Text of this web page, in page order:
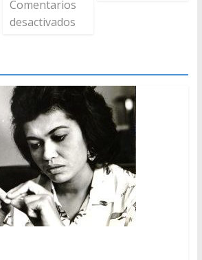
Comentarios
desactivados